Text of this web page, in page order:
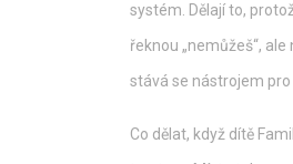
systém. Dělají to,
řeknou „nemůžeš“,
stává se nástrojem pro
Co dělat, když dítě